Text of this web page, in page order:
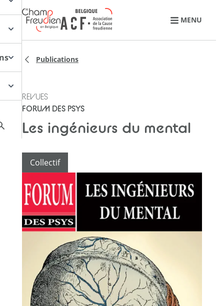
Retourner à l'accueil
MENU
Publications
REVUES
FORUM DES PSYS
Les ingénieurs du mental
Collectif